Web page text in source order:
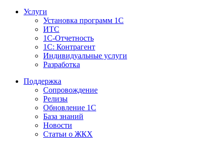
Услуги
Установка программ 1С
ИТС
1С-Отчетность
1С: Контрагент
Индивидуальные услуги
Разработка
Поддержка
Сопровождение
Релизы
Обновление 1С
База знаний
Новости
Статьи о ЖКХ